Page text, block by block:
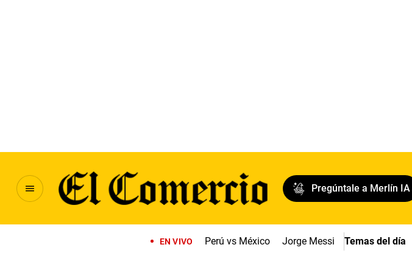
Pregúntale a Merlín IA
EN VIVO Perú vs México Jorge Messi Temas del día